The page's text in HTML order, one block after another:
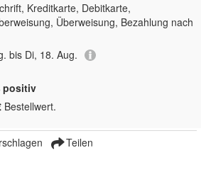
Kreditkarte, Debitkarte,
Überweisung, Bezahlung nach
bis Di, 18. Aug.
positiv
Bestellwert.
Teilen